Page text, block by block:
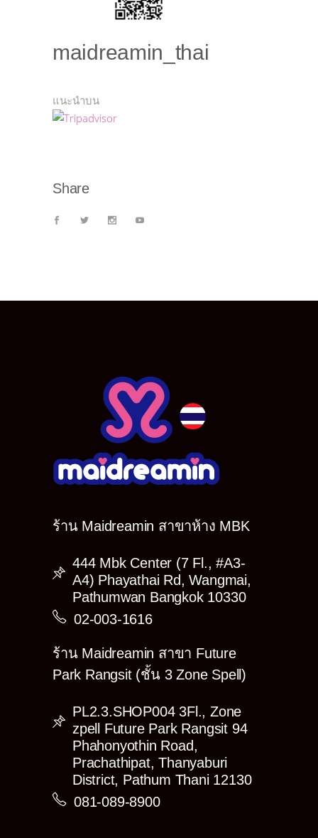
maidreamin_thai
แนะนำบน
Share
ร้าน Maidreamin สาขาห้าง MBK
444 Mbk Center (7 Fl., #A3-
A4) Phayathai Rd, Wangmai,
Pathumwan Bangkok 10330
02-003-1616
ร้าน Maidreamin สาขา Future
Park Rangsit (ชั้น 3 Zone Spell)
PL2.3.SHOP004 3Fl., Zone
zpell Future Park Rangsit 94
Phahonyothin Road,
Prachathipat, Thanyaburi
District, Pathum Thani 12130
081-089-8900